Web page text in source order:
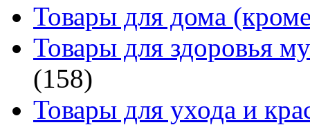
Товары для дома
Товары для здоровья
(158)
Товары для ухода и